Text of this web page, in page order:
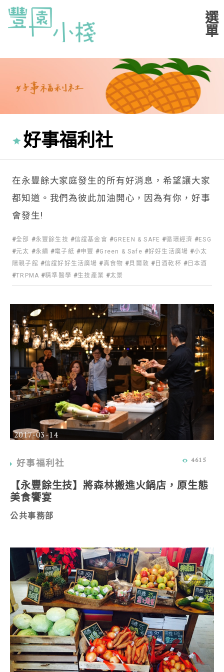
好事福利社
在永豐餘大家庭發生的所有好消息，希望讓大家
都知道。我們為彼此加油開心，因為有你，好事
會發生!
全部 永豐餘生技 信誼基金會 GREEN & SAFE 循環經濟
ESG
元太
永續 電子紙 申豐 Green & Safe 好好生活廣場
小太
陽親子館
信誼好好生活廣場 真食物 貝爾敦 日酒乾杯
日本酒
TRPMA
精準醫學 生技產業 太景
2017-03-14
好事福利社 4615
【永豐餘生技】將森林搬進火鍋店，原生態
美食饗宴
公共事務部